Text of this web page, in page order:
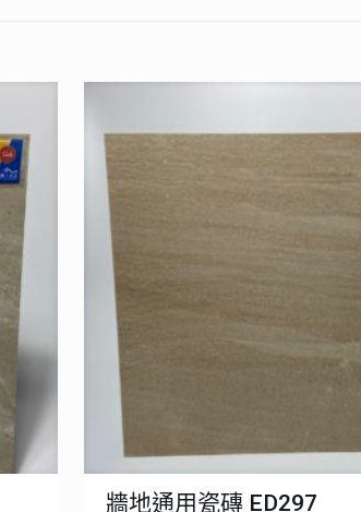
牆地通用瓷磚 ED297